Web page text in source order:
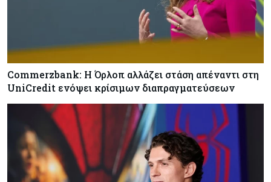
Commerzbank: Η Όρλοπ αλλάζει στάση απέναντι στη
UniCredit ενόψει κρίσιμων διαπραγματεύσεων